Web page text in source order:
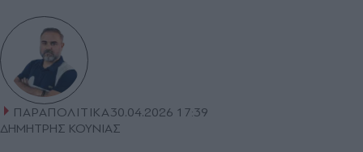
ΠΑΡΑΠΟΛΙΤΙΚΑ30.04.2026 17:39
ΔΗΜΗΤΡΗΣ ΚΟΥΝΙΑΣ